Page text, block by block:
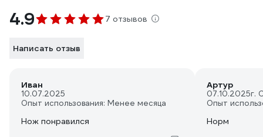
4.9 7 отзывов
Написать отзыв
Иван
10.07.2025
Опыт использования: Менее месяца
Нож понравился
Артур
07.10.2025г.
Опыт
Норм